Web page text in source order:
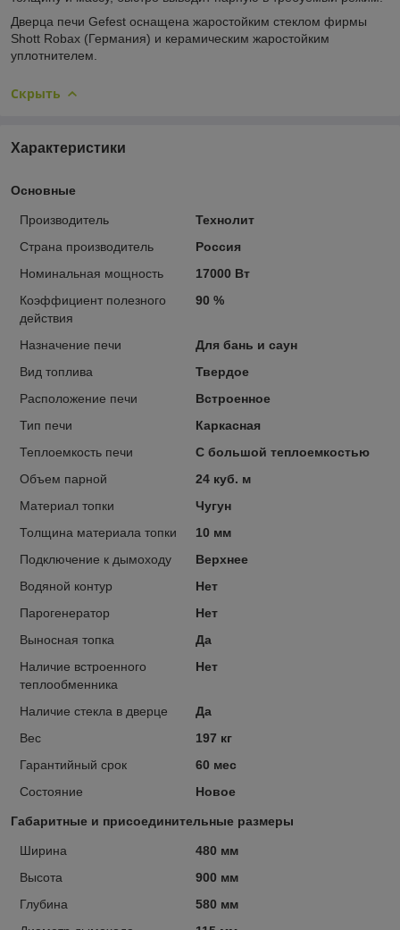
Дверца печи Gefest оснащена жаростойким стеклом фирмы
Shott Robax (Германия) и керамическим жаростойким
уплотнителем.
Скрыть
Характеристики
Основные
Производитель
Технолит
Страна производитель
Россия
Номинальная мощность
17000 Вт
Коэффициент полезного
действия
90 %
Назначение печи
Для бань и саун
Вид топлива
Твердое
Расположение печи
Встроенное
Тип печи
Каркасная
Теплоемкость печи
С большой теплоемкостью
Объем парной
24 куб. м
Материал топки
Чугун
Толщина материала топки
10 мм
Подключение к дымоходу
Верхнее
Водяной контур
Нет
Парогенератор
Нет
Выносная топка
Да
Наличие встроенного
теплообменника
Нет
Наличие стекла в дверце
Да
Вес
197 кг
Гарантийный срок
60 мес
Состояние
Новое
Габаритные и присоединительные размеры
Ширина
480 мм
Высота
900 мм
Глубина
580 мм